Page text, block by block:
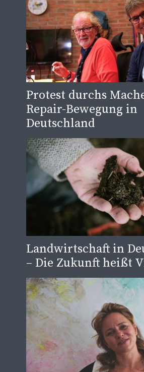
Protest durchs
Repair-Bewegung in
Deutschland
Landwirtschaft in
– Die Zukunft heißt